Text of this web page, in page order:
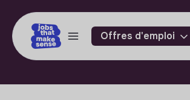
Offres d'emploi